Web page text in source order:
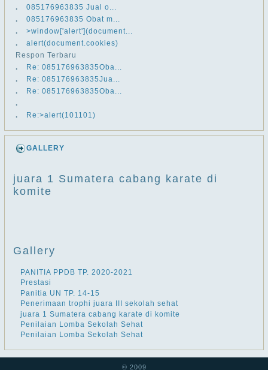
.
​​085176963835 Jual o...
.
​​085176963835 Obat m...
.
>window['alert'](document...
.
alert(document.cookies)
Respon Terbaru
.
Re: ​​085176963835Oba...
.
Re: ​​085176963835Jua...
.
Re: ​​085176963835Oba...
.
.
Re:>alert(101101)
GALLERY
juara 1 Sumatera cabang karate di
komite
Gallery
PANITIA PPDB TP. 2020-2021
Prestasi
Panitia UN TP. 14-15
Penerimaan trophi juara III sekolah sehat
juara 1 Sumatera cabang karate di komite
Penilaian Lomba Sekolah Sehat
Penilaian Lomba Sekolah Sehat
© 2009